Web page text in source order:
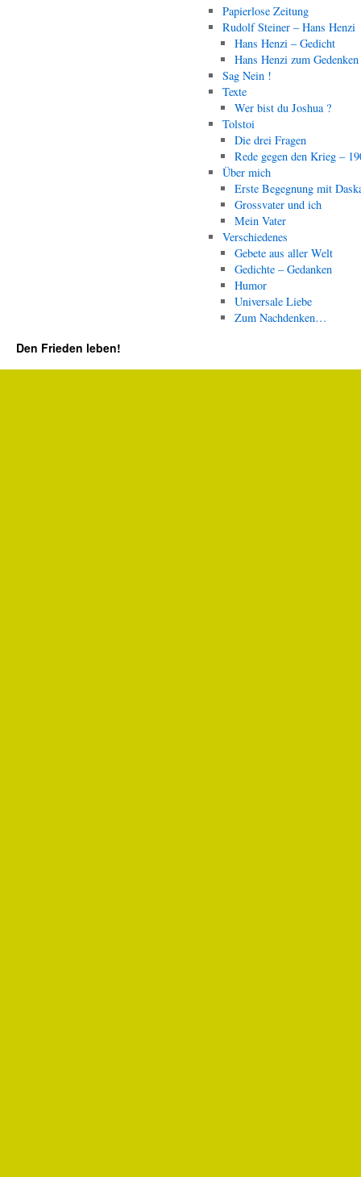
Papierlose Zeitung
Rudolf Steiner – Hans Henzi
Hans Henzi – Gedicht
Hans Henzi zum Gedenken
Sag Nein !
Texte
Wer bist du Joshua ?
Tolstoi
Die drei Fragen
Rede gegen den Krieg –
Über mich
Erste Begegnung mit
Grossvater und ich
Mein Vater
Verschiedenes
Gebete aus aller Welt
Gedichte – Gedanken
Humor
Universale Liebe
Zum Nachdenken…
Den Frieden leben!